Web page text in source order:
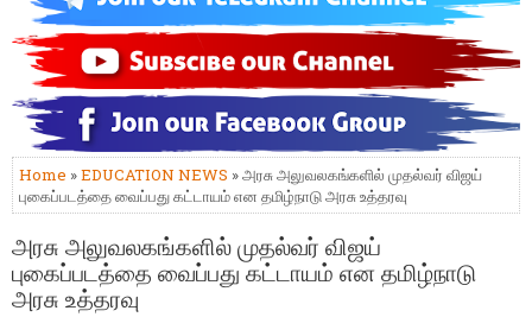
Home »EDUCATION NEWS » அரசு அலுவலகங்களில் முதல்வர் விஜய்
புகைப்படத்தை வைப்பது கட்டாயம் என தமிழ்நாடு அரசு உத்தரவு
அரசு அலுவலகங்களில் முதல்வர் விஜய்
புகைப்படத்தை வைப்பது கட்டாயம் என தமிழ்நாடு
அரசு உத்தரவு